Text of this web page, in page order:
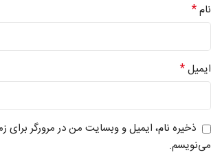
نام*
ایمیل*
ذخیره نام، ایمیل و وبسایت من در مرورگر برای
می‌نویسم.